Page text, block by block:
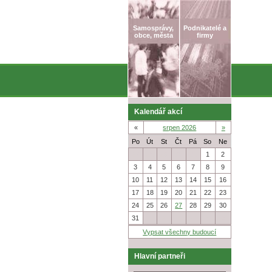
Samosprávy,
obce, města
Podnikatelé a
firmy
Kalendář akcí
« srpen 2026
»
Po
Út St Čt Pá So
Ne
1
2
3
4 5 6 7 8
9
10
11 12 13 14 15
16
17
18 19 20 21 22
23
24
25 26 27 28 29
30
31
Vypsat všechny budoucí
Hlavní partneři